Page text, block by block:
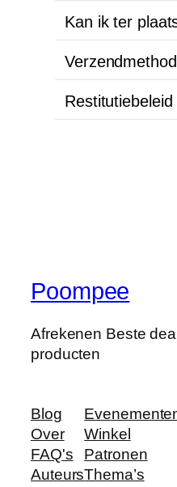
Kan ik ter
Restitutiebeleid
Poompee
Afrekenen Beste
producten
Blog
Over
FAQ's
Auteurs
Winkel
Patronen
Thema’s